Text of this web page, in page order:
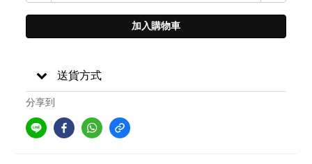
加入購物車
送貨方式
分享到